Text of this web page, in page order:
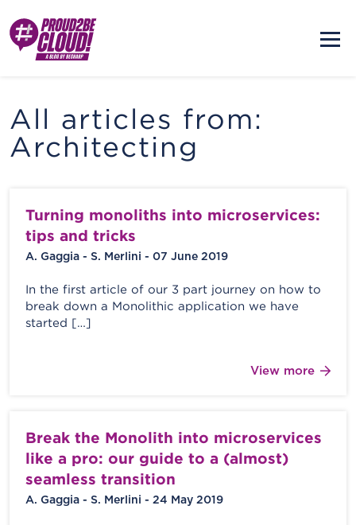
All articles from:
Architecting
Turning monoliths into microservices:
tips and tricks
A. Gaggia - S. Merlini - 07 June 2019
In the first article of our 3 part journey on how to
break down a Monolithic application we have
started […]
View more
Break the Monolith into microservices
like a pro: our guide to a (almost)
seamless transition
A. Gaggia - S. Merlini - 24 May 2019